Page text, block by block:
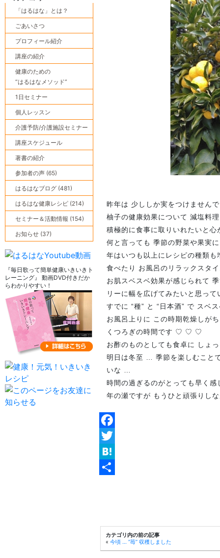
昨年は 少ししか実をつけません
柚子の健康効果について 減塩料
積極的に食事に取りいれたいと心
何と言っても 季節の野菜や果実
年はいつも以上にレシピの種類
食べたり お風呂のリラックスタ
お肌スベスベ効果が感じられて
リーに幅を広げてみたいと思って
すでに “種” と “日本酒” で スベ
お風呂上りに この時期乾燥しが
くつろぎの時間です ♡ ♡ ♡
お酢のものとしても食卓に しょ
明日は冬至 … 季節を楽しむこと
いな …
時間の過ぎるのがとっても早く感
年の瀬ですが もうひと頑張りし
Facebook
Twitter
Hatena
カテゴリ内の前の記事
« 今頃 … “苺” 収穫しました
「はるはな」とは？
ごあいさつ
プロフィール紹介
講座の紹介
健康のための
“はるはなメソッド”
1日セミナー
個人レッスン
介護予防/介護施設セミナー
講座スケジュール
著書の紹介
参加者の声 (65)
はるはなブログ (481)
はるはな健康レシピ (214)
セミナー＆活動情報 (154)
お知らせ (37)
『毎日歌って簡単健康いきいきト
レーニング』 動画DVD付きだか
らわかりやすい！